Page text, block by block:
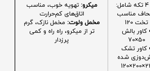
مناسب
تخت 120
کاور بالش
50×70
کاور تشک
شده
میکرو: تهویه خوب، مناسب
اتاق‌های کم‌حرارت
مخمل ولوت: مخمل نازک، گرم
تر از میکرو، راه راه و کمی
پرزدار